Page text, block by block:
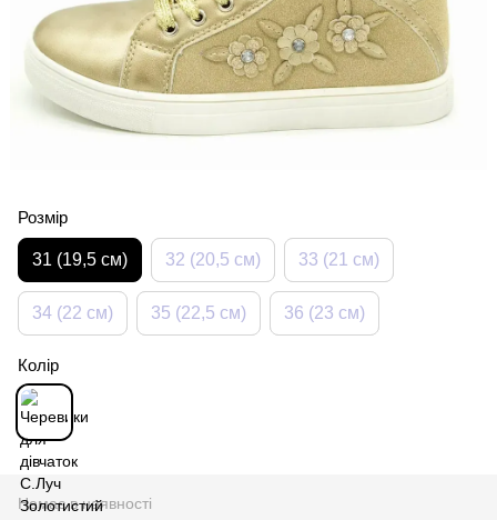
Розмір
31 (19,5 см) 32 (20,5 см) 33 (21 см)
34 (22 см) 35 (22,5 см) 36 (23 см)
Колір
Немає в наявності